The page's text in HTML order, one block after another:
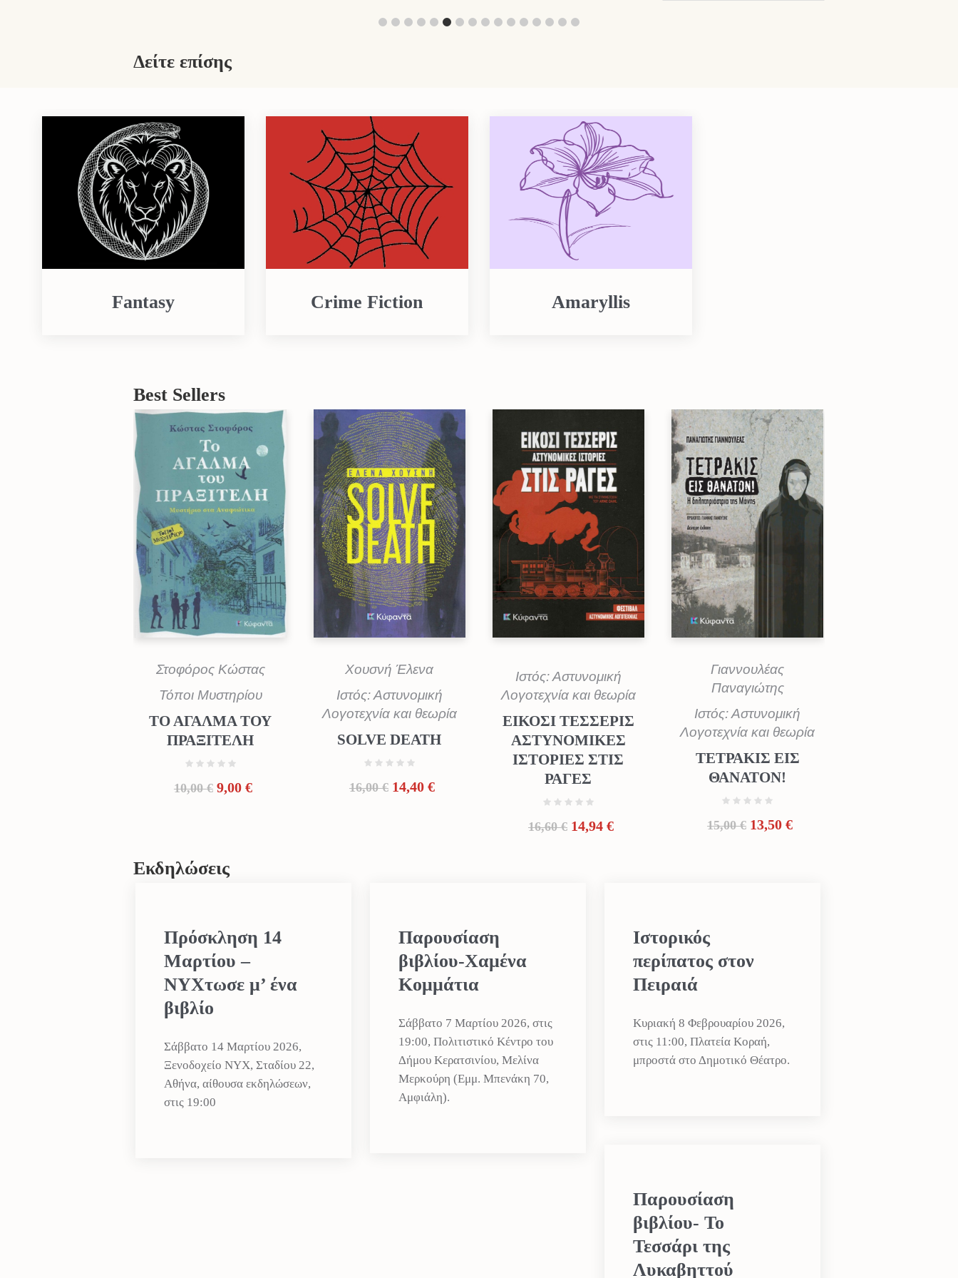
Δείτε επίσης
Fantasy Crime Fiction Amaryllis
Best Sellers
Στοφόρος Κώστας
Τόποι Μυστηρίου
ΤΟ ΑΓΑΛΜΑ ΤΟΥ
ΠΡΑΞΙΤΕΛΗ
10,00 € Original
9,00 €Η
Χουσνή Έλενα
Ιστός: Αστυνομική
Λογοτεχνία και θεωρία
SOLVE DEATH
16,00 € Original
14,40 €Η
Ιστός: Αστυνομική
Λογοτεχνία και θεωρία
ΕΙΚΟΣΙ ΤΕΣΣΕΡΙΣ
ΑΣΤΥΝΟΜΙΚΕΣ
ΙΣΤΟΡΙΕΣ ΣΤΙΣ
ΡΑΓΕΣ
16,60 € Original
14,94 €Η
Γιαννουλέας
Παναγιώτης
Ιστός: Αστυνομική
Λογοτεχνία και θεωρία
ΤΕΤΡΑΚΙΣ ΕΙΣ
ΘΑΝΑΤΟΝ!
15,00 € Original
13,50 €Η
Εκδηλώσεις
Πρόσκληση 14
Μαρτίου –
NYXτωσε μ’ ένα
βιβλίο
Σάββατο 14 Μαρτίου 2026,
Ξενοδοχείο NYX, Σταδίου 22,
Αθήνα, αίθουσα εκδηλώσεων,
στις 19:00
Παρουσίαση
βιβλίου-Χαμένα
Κομμάτια
Σάββατο 7 Μαρτίου 2026, στις
19:00, Πολιτιστικό Κέντρο του
Δήμου Κερατσινίου, Μελίνα
Μερκούρη (Εμμ. Μπενάκη 70,
Αμφιάλη).
Ιστορικός
περίπατος στον
Πειραιά
Κυριακή 8 Φεβρουαρίου 2026,
στις 11:00, Πλατεία Κοραή,
μπροστά στο Δημοτικό Θέατρο.
Παρουσίαση
βιβλίου- Το
Τεσσάρι της
Λυκαβηττού